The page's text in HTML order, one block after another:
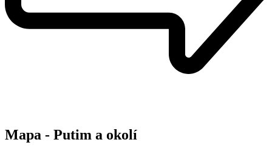
Mapa - Putim a okolí